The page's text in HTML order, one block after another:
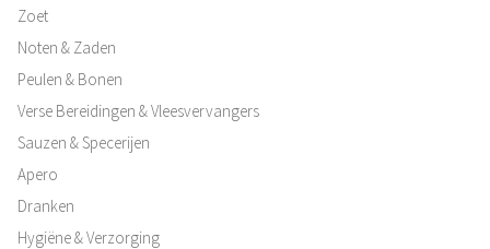
Zoet
Noten & Zaden
Peulen & Bonen
Verse Bereidingen & Vleesvervangers
Sauzen & Specerijen
Apero
Dranken
Hygiëne & Verzorging